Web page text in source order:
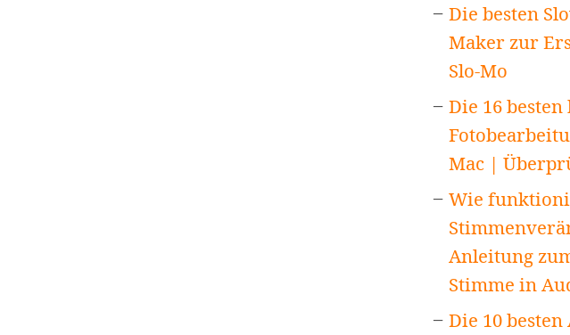
Die besten
Maker zur
Slo-Mo
Die 16
Mac |
Wie
Anleitung
Stimme in
Die 10